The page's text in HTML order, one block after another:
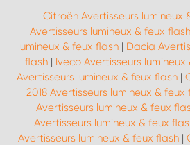
Citroën Avertisseurs lumineux
Avertisseurs lumineux & feux flash
lumineux & feux flash| Dacia
flash| Iveco Avertisseurs lumineux
Avertisseurs lumineux & feux flash |
2018 Avertisseurs lumineux & feux
Avertisseurs lumineux & feux
Avertisseurs lumineux & feux
Avertisseurs lumineux & feux flash |